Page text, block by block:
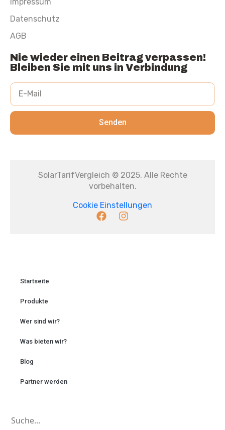
Datenschutz
AGB
Nie wieder einen Beitrag verpassen!
Bleiben Sie mit uns in Verbindung
Senden
SolarTarifVergleich © 2025. Alle Rechte
vorbehalten.
Cookie Einstellungen
Startseite
Produkte
Wer sind wir?
Was bieten wir?
Blog
Partner werden